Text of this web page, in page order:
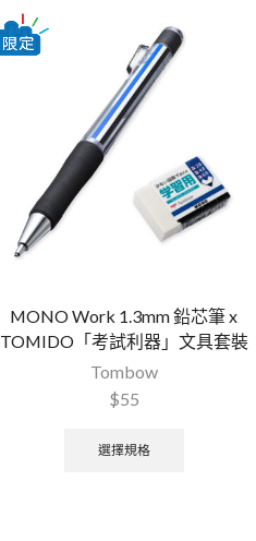
MONO Work 1.3mm 鉛芯筆 x
TOMIDO「考試利器」文具套裝
Tombow
$55
選擇規格